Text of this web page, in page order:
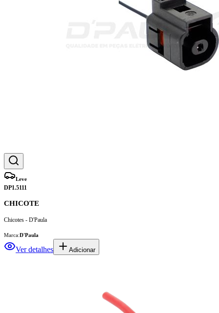
Leve
DP1.5111
CHICOTE
Chicotes - D'Paula
Marca:D'Paula
Ver detalhes Adicionar